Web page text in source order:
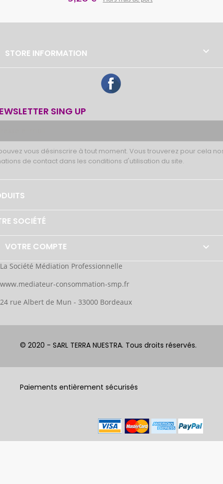
STORE INFORMATION 
SING UP
vous désinscrire à tout moment. Vous trouverez pour cela
de contact dans les conditions d'utilisation du site.
SOCIÉTÉ
VOTRE COMPTE 
La Société Médiation Professionnelle
www.mediateur-consommation-smp.fr
24 rue Albert de Mun - 33000 Bordeaux
© 2020 - SARL TERRA NUESTRA. Tous droits réservés.
Paiements entièrement sécurisés